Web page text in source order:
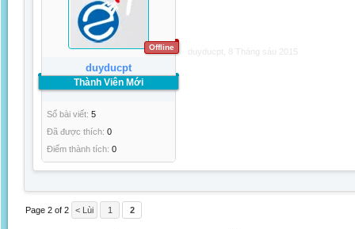
Offline
duyducpt
Thành Viên Mới
Số bài viết: 5
Đã được thích: 0
Điểm thành tích: 0
duyducpt 8 Tháng sáu 2015
Page 2 of 2 < Lùi 1 2